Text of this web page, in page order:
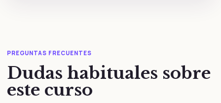
PREGUNTAS FRECUENTES
Dudas habituales sobre
este curso